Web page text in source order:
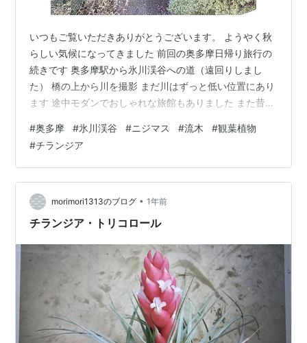
いつもご覧いただきありがとうございます。 ようやく秋
らしい気候になってきました 前回の奥多摩日帰り旅行の
続きです 奥多摩駅から氷川渓谷への道（遠回りしまし
た） 橋の上から川を撮影 まだ川はずっと低い位置にあり
ます 途中モダンでおしゃれな旅館もありました また昔な
くなってきました 早く冷たい清流に足を入れたい… 気を
付けないと足を滑らせそうです 私は人工股関節が入って
いるのでなおさら注意 シュウカイドウが咲いていました
とても綺麗で可愛いです ベゴニアに近い種類です 川に到
着！ 裸足にスポーツサンダルで来たので そのまま足を冷
たいせせらぎに… …
#奥多摩 #氷川渓谷 #ニジマス #流木 #観葉植物
#チランジア
morimori1313のブログ • 1年前
チランジア・トリコロール